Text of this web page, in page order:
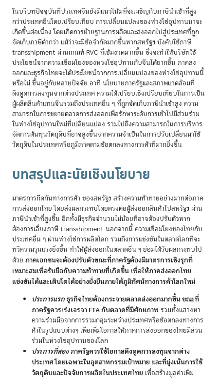
ในบริบทปัจจุบันที่ประเทศจีนยังมีแนวโน้มที่จะเผชิญกับภาษีนำเข้าที่สูง
กว่าประเทศอื่นโดยเปรียบเทียบ การเปลี่ยนแปลงของห่วงโซ่อุปทานน่าจะ
เกิดขึ้นต่อเนื่อง โดยเกิดการย้ายฐานการผลิตและส่งออกไปสู่ประเทศที่ถูก
จัดเก็บภาษีต่ำกว่า แม้ว่าจะมีข้อจำกัดมากขึ้นหากสหรัฐฯ บังคับใช้ภาษี
transshipment ผ่านเกณฑ์ RVC ที่เข้มงวดมากขึ้น ซึ่งจะทำให้บริษัทใช้
ประโยชน์จากความเชื่อมโยงของห่วงโซ่อุปทานกับจีนได้ยากขึ้น ภาคส่ง
ออกและธุรกิจไทยจะได้ประโยชน์จากการเปลี่ยนแปลงของห่วงโซ่อุปทานนี้
หรือไม่ ขึ้นอยู่กับหลายปัจจัย อาทิ นโยบายภาครัฐและสภาพแวดล้อมที่
ดึงดูดการลงทุนจากต่างประเทศ ความได้เปรียบเชิงเปรียบเทียบในการเป็น
ผู้ผลิตสินค้าแทนจีนรวมถึงประเทศอื่น ๆ ที่ถูกจัดเก็บภาษีนำเข้าสูง ความ
สามารถในการขยายตลาดการส่งออกเพื่อรักษาระดับการเข้าไปมีส่วนร่วม
ในห่วงโซ่อุปทานใหม่ที่เปลี่ยนแปลง รวมไปถึงความสามารถในการบริหาร
จัดการต้นทุนวัตถุดิบที่อาจสูงขึ้นจากความจำเป็นในการปรับเปลี่ยนมาใช้
วัตถุดิบในประเทศหรือภูมิภาคตามข้อตกลงทางการค้าที่มากยิ่งขึ้น
บทสรุปและนัยเชิงนโยบาย
มาตรการกีดกันทางการค้า ของสหรัฐฯ สร้างความท้าทายอย่างมากต่อภาค
การส่งออกไทย โดยส่งผลกระทบโดยตรงต่อผู้ส่งออกสินค้าไปสหรัฐฯ ผ่าน
ภาษีนำเข้าที่สูงขึ้น อีกทั้งมีธุรกิจจำนวนไม่น้อยที่อาจต้องปรับตัวหาก
ต้องการเลี่ยงภาษี transshipment นอกจากนี้ ความเชื่อมโยงของไทยกับ
ประเทศอื่น ๆ ผ่านห่วงโซ่การผลิตโลก รวมถึงการแข่งขันในตลาดโลกที่จะ
ทวีความรุนแรงยิ่งขึ้น ทำให้ผู้ส่งออกในตลาดอื่น ๆ ย่อมได้รับผลกระทบไป
ด้วย ภาคเอกชนจะต้องปรับตัวขณะที่ภาครัฐต้องมีมาตรการเชิงรุกที่
เหมาะสมเพื่อรับมือกับความท้าทายที่เกิดขึ้น เพื่อให้ภาคส่งออกไทย
แข่งขันได้และเติบโตได้อย่างยั่งยืนภายใต้ภูมิทัศน์ทางการค้าโลกใหม่
ประการแรกธุรกิจไทยต้องกระจายตลาดส่งออกมากขึ้น ขณะที่
ภาครัฐควรเร่งเจรจา FTA กับตลาดที่มีศักยภาพ รวมทั้งแสวงหา
ความร่วมมือจากการรวมกลุ่มระหว่างประเทศหรือข้อตกลงทางการ
ค้าในรูปแบบต่างๆ เพื่อเพิ่มโอกาสให้ภาคการส่งออกของไทยมีส่วน
ร่วมในห่วงโซ่อุปทานของโลก
ประการที่สองภาครัฐควรใช้โอกาสดึงดูดการลงทุนจากต่าง
ประเทศ โดยเฉพาะในอุตสาหกรรมเป้าหมาย และที่มุ่งเน้นการใช้
วัตถุดิบและปัจจัยการผลิตในประเทศไทย เพื่อสร้างมูลค่าเพิ่ม